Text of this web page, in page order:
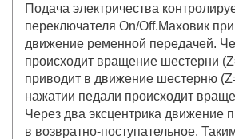
Подача электричества
переключателя On/Off.Маховик
движение ременной передачей.
происходит вращение шестерни
приводит в движение шестерню
нажатии педали происходит
Через два эксцентрика движение
в возвратно-поступательное.